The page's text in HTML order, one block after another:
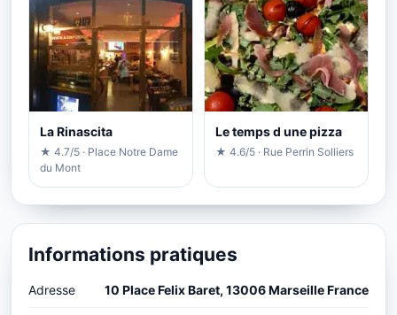
La Rinascita
★ 4.7/5 · Place Notre Dame
du Mont
Le temps d une pizza
★ 4.6/5 · Rue Perrin Solliers
Informations pratiques
Adresse 10 Place Felix Baret, 13006 Marseille France